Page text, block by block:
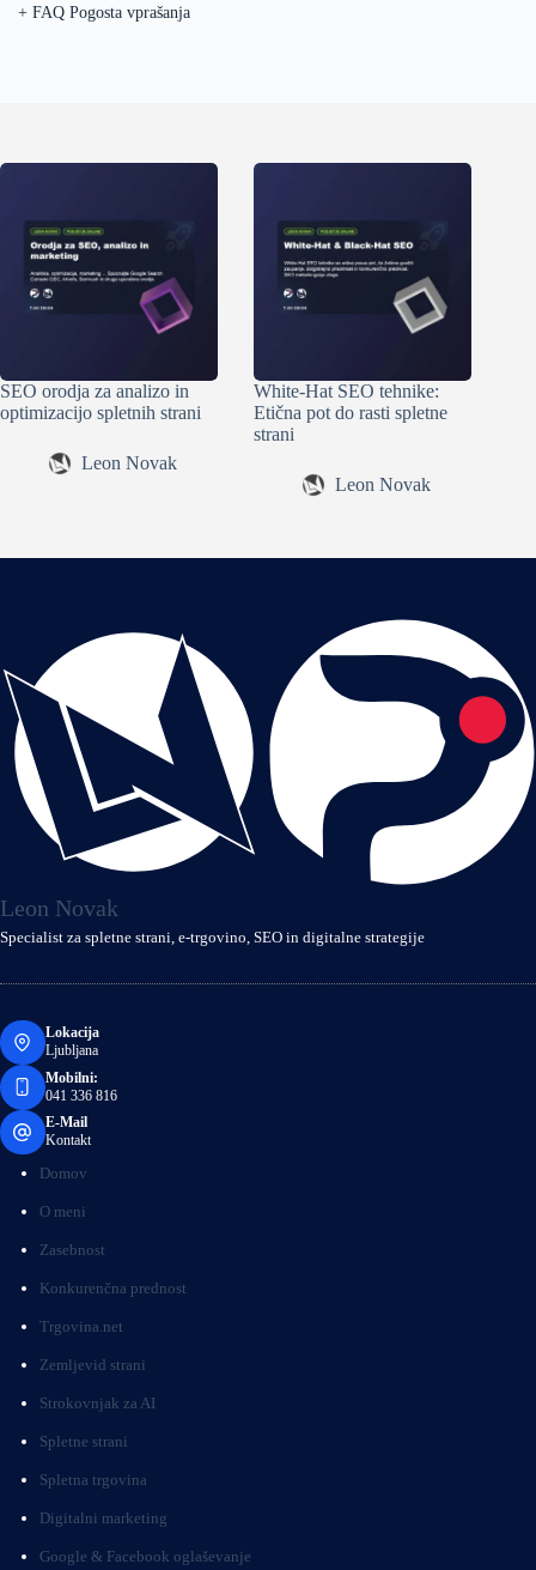
+ FAQ Pogosta vprašanja
SEO orodja za analizo in
optimizacijo spletnih strani
Leon Novak
White-Hat SEO tehnike:
Etična pot do rasti spletne
strani
Leon Novak
Leon Novak
Specialist za spletne strani, e‑trgovino, SEO in digitalne strategije
Lokacija
Ljubljana
Mobilni:
041 336 816
E-Mail
Kontakt
Domov
O meni
Zasebnost
Konkurenčna prednost
Trgovina.net
Zemljevid strani
Strokovnjak za AI
Spletne strani
Spletna trgovina
Digitalni marketing
Google & Facebook oglaševanje